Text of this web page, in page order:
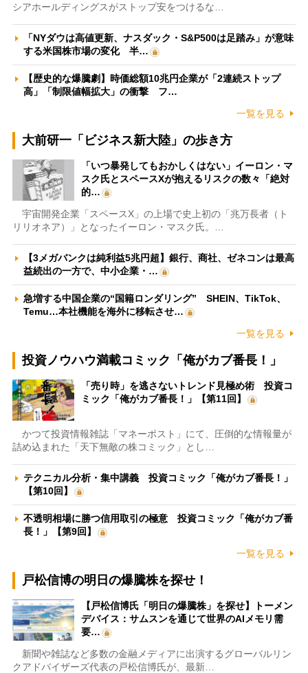
シアホールディングスがストップ安をつけるな…
「NYダウは高値更新、ナスダック・S&P500は足踏み」が意味
する米国株市場の変化 半…
【歴史的な爆騰劇】時価総額10兆円企業が「2連続ストップ
高」「制限値幅拡大」の衝撃 フ…
一覧を見る
大前研一「ビジネス新大陸」の歩き方
「いつ暴発してもおかしくはない」イーロン・マ
スク氏とスペースXが抱えるリスクの数々「絶対
的…
宇宙開発企業「スペースX」の上場で史上初の「兆万長者（ト
リリオネア）」となったイーロン・マスク氏。…
【3メガバンクは純利益5兆円超】銀行、商社、ゼネコンは最高
益続出の一方で、中小企業・…
急増する中国企業の“国籍ロンダリング” SHEIN、TikTok、
Temu…本社機能を海外に移転させ…
一覧を見る
投資ノウハウ満載コミック「俺がカブ番長！」
「売り時」を逃さないトレンド見極め術 投資コ
ミック「俺がカブ番長！」【第11回】
かつて投資情報雑誌「マネーポスト」にて、圧倒的な情報量が
詰め込まれた「天下無敵の株コミック」とし…
テクニカル分析・集中講義 投資コミック「俺がカブ番長！」
【第10回】
不透明相場に勝つ信用取引の極意 投資コミック「俺がカブ番
長！」【第9回】
一覧を見る
戸松信博の明日の爆騰株を探せ！
【戸松信博氏「明日の爆騰株」を探せ】トーメン
デバイス：サムスンを通じて世界のAIメモリ需
要…
新聞や雑誌など多数の金融メディアに出演するグローバルリン
クアドバイザーズ代表の戸松信博氏が、最新…